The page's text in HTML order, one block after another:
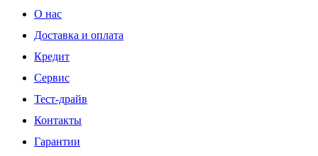
О нас
Доставка и оплата
Кредит
Сервис
Тест-драйв
Контакты
Гарантии